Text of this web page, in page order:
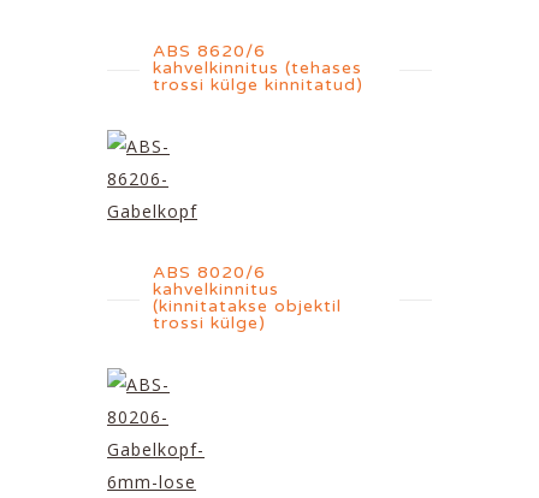
ABS 8620/6
kahvelkinnitus (tehases
trossi külge kinnitatud)
ABS 8020/6
kahvelkinnitus
(kinnitatakse objektil
trossi külge)